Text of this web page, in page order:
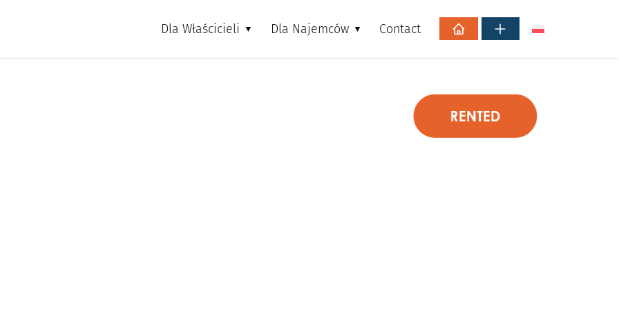
Dla Właścicieli
Dla Najemców Contact